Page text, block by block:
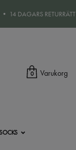
14 DAGARS RETURRÄTT
0 Varukorg